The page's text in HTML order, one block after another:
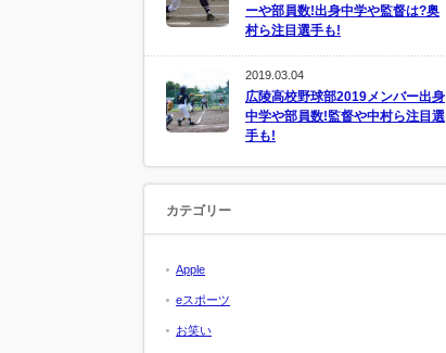
ーや部員数!出身中学や監督は?奥
村ら注目選手も!
2019.03.04
広陵高校野球部2019メンバー出身
中学や部員数!監督や中村ら注目選
手も!
カテゴリー
Apple
eスポーツ
お笑い